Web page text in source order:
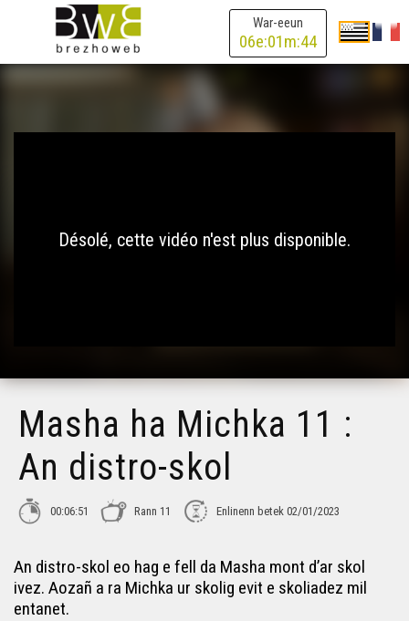
War-eeun
06e:01m:44
Désolé, cette vidéo n'est plus disponible.
Masha ha Michka 11 :
An distro-skol
00:06:51 Rann 11 Enlinenn betek 02/01/2023
An distro-skol eo hag e fell da Masha mont d’ar skol
ivez. Aozañ a ra Michka ur skolig evit e skoliadez mil
entanet.